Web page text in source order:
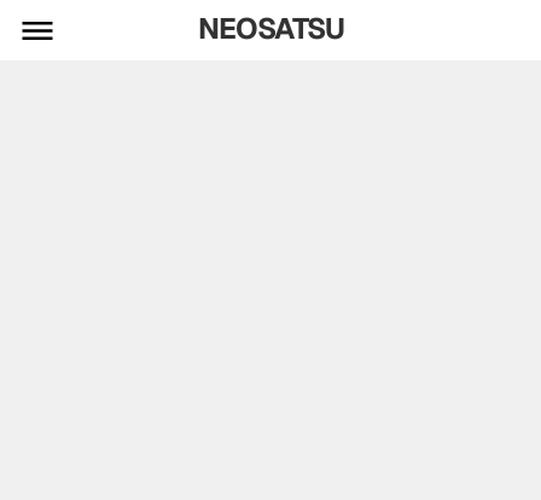
NEOSATSU